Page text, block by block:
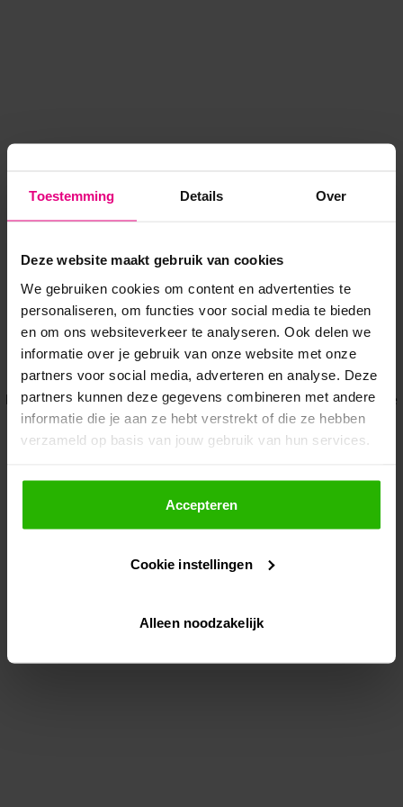
Toestemming Details Over
Deze website maakt gebruik van cookies
We gebruiken cookies om content en advertenties te
personaliseren, om functies voor social media te bieden
en om ons websiteverkeer te analyseren. Ook delen we
informatie over je gebruik van onze website met onze
partners voor social media, adverteren en analyse. Deze
partners kunnen deze gegevens combineren met andere
informatie die je aan ze hebt verstrekt of die ze hebben
verzameld op basis van jouw gebruik van hun services.
Als je op "Accepteer" klikt, dan geef je Voordeeluitjes.nl
toestemming om cookies voor social media en
gepersonaliseerde advertenties te plaatsen.
Lees hier meer over in onsprivacybeleid
Via "Cookie instellingen" kun je ook zelf instellen welke
Accepteren
Cookie instellingen
Alleen noodzakelijk
Application error: a client-side exception has occurred while
loadingwww.voordeeluitjes.nl (see the browser console for more
information).